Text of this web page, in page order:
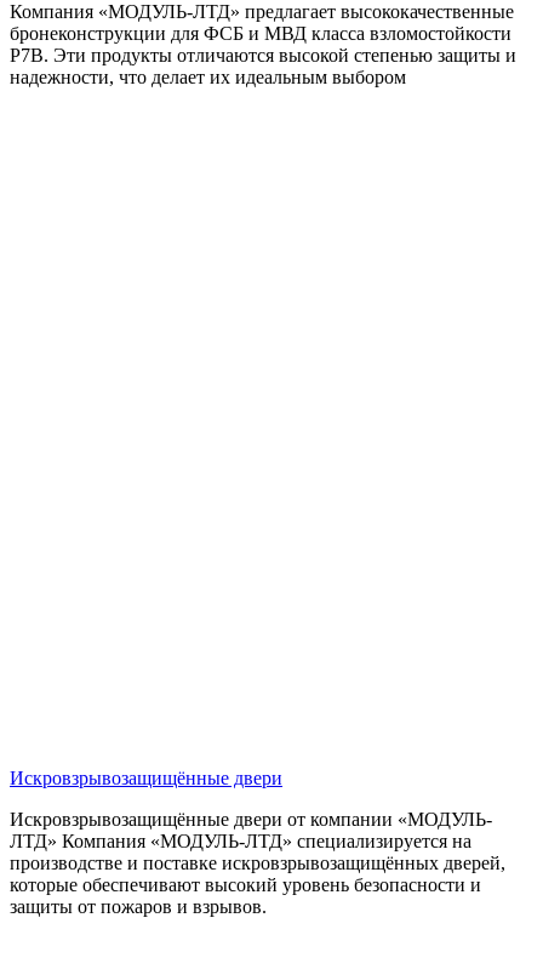
Компания «МОДУЛЬ-ЛТД» предлагает высококачественные
бронеконструкции для ФСБ и МВД класса взломостойкости
Р7В. Эти продукты отличаются высокой степенью защиты и
надежности, что делает их идеальным выбором
Искровзрывозащищённые двери
Искровзрывозащищённые двери от компании «МОДУЛЬ-
ЛТД» Компания «МОДУЛЬ-ЛТД» специализируется на
производстве и поставке искровзрывозащищённых дверей,
которые обеспечивают высокий уровень безопасности и
защиты от пожаров и взрывов.